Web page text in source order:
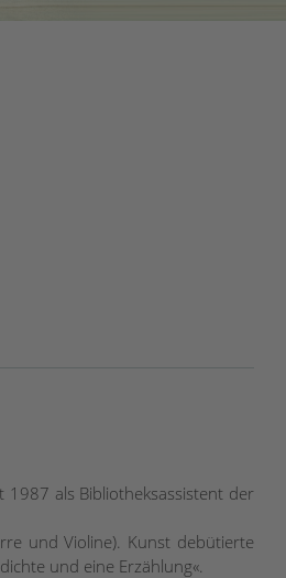
als Bibliotheksassistent der
und Violine). Kunst debütierte
und eine Erzählung«.